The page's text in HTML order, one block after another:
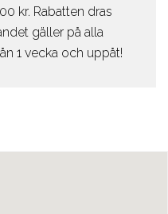
kr. Rabatten dras
gäller på alla
1 vecka och uppåt!